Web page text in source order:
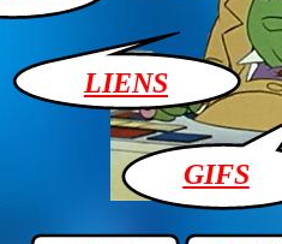
GIFS
LIENS